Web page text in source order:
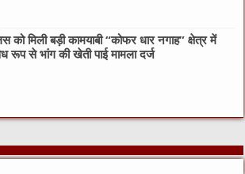
को मिली बड़ी कामयाबी “कोफर धार नगाह” क्षेत्र में
रूप से भांग की खेती पाई मामला दर्ज